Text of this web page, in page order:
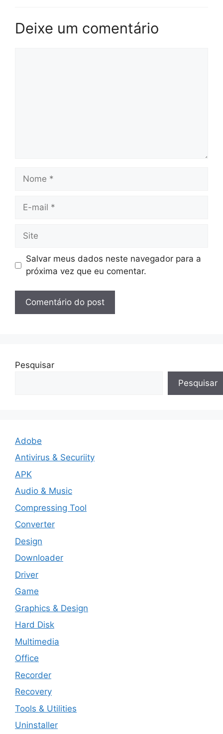
Deixe um comentário
Nome
Site
Salvar meus dados neste navegador para a
próxima vez que eu comentar.
Pesquisar
Pesquisar
Adobe
Antivirus & Securiity
APK
Audio & Music
Compressing Tool
Converter
Design
Downloader
Driver
Game
Graphics & Design
Hard Disk
Multimedia
Office
Recorder
Recovery
Tools & Utilities
Uninstaller